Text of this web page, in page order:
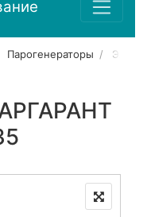
Парогенераторы